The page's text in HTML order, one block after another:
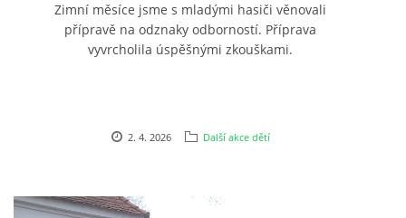
Zimní měsíce jsme s mladými hasiči věnovali
přípravě na odznaky odborností. Příprava
vyvrcholila úspěšnými zkouškami.
2. 4. 2026 Další akce dětí